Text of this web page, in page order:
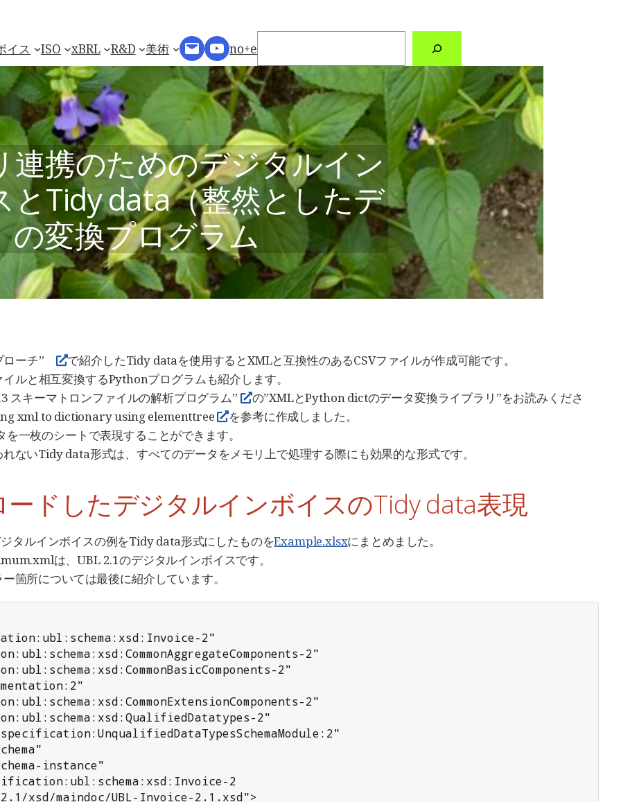
イス ISO xBRL R&D 美術 MailYouTube
no+e
検
連携のためのデジタルイン
とTidy data（整然としたデ
の変換プログラム
ローチ”
で紹介したTidy dataを使用するとXMLと互換性のあるCSVファイルが作成可能です。
ルと相互変換するPythonプログラムも紹介します。
スキーマトロンファイルの解析プログラム”
の”XMLとPython dictのデータ変換ライブラリ”をお読みくださ
xml to dictionary using elementtree
を参考に作成しました。
一枚のシートで表現することができます。
ないTidy data形式は、すべてのデータをメモリ上で処理する際にも効果的な形式です。
ードしたデジタルインボイスのTidy data表現
タルインボイスの例をTidy data形式にしたものをExample.xlsxにまとめました。
は、UBL 2.1のデジタルインボイスです。
箇所については最後に紹介しています。